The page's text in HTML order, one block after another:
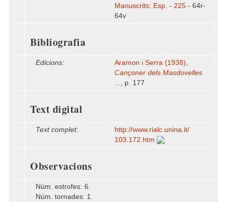
Manuscrits: Esp. - 225 - 64r-
64v
Bibliografia
Edicions:
Aramon i Serra (1938),
Cançoner dels Masdovelles
... , p. 177
Text digital
Text complet:
http:/​/​www.rialc.unina.it/​
103.172.htm
Observacions
Núm. estrofes: 6.
Núm. tornades: 1.